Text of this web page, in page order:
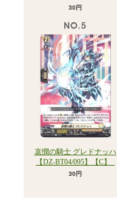
30円
哀憫の騎士 グレドナッハ
【DZ-BT04/095】【C】_
30円